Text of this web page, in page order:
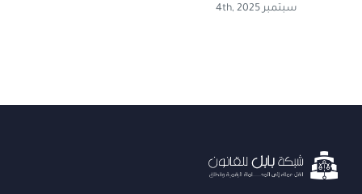
سبتمبر 4th, 2025